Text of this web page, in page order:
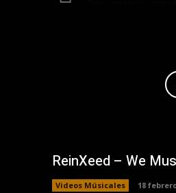
ReinXeed – We
Videos Músicales 18